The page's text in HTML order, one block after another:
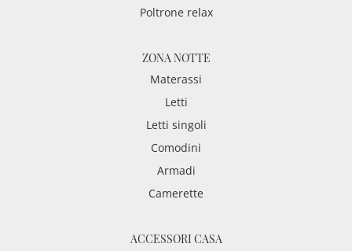
Poltrone relax
ZONA NOTTE
Materassi
Letti
Letti singoli
Comodini
Armadi
Camerette
ACCESSORI CASA